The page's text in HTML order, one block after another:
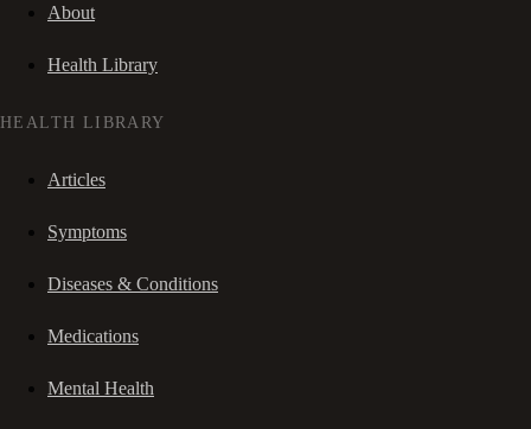
About
Health Library
HEALTH LIBRARY
Articles
Symptoms
Diseases & Conditions
Medications
Mental Health